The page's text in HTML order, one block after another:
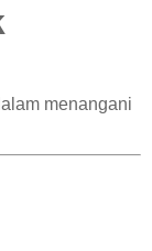
menangani